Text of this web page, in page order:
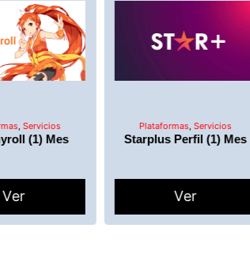
, Servicios
(1) Mes
Ver
Plataformas,Servicios
Starplus Perfil (1) Mes
Ver